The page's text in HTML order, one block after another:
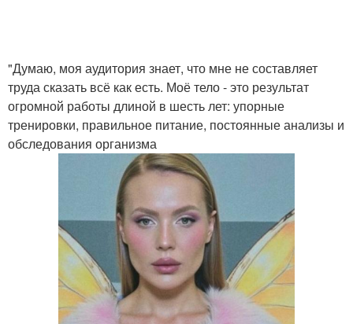
"Думаю, моя аудитория знает, что мне не составляет
труда сказать всё как есть. Моё тело - это результат
огромной работы длиной в шесть лет: упорные
тренировки, правильное питание, постоянные анализы и
обследования организма